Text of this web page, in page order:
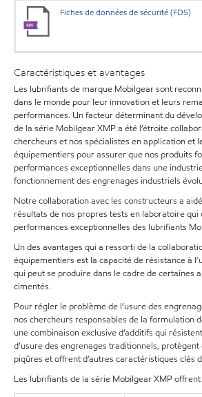
Fiches de données de sécurité (FDS)
Caractéristiques et avantages
Les lubrifiants de marque Mobilgear sont
dans le monde pour leur innovation et leurs
performances. Un facteur déterminant du
de la série Mobilgear XMP a été l’étroite
chercheurs et nos spécialistes en application et
équipementiers pour assurer que nos produits
performances exceptionnelles dans une
fonctionnement des engrenages industriels
Notre collaboration avec les constructeurs a
résultats de nos propres tests en laboratoire qui
performances exceptionnelles des lubrifiants
Un des avantages qui a ressorti de la
équipementiers est la capacité de résistance à
qui peut se produire dans le cadre de certaines
cimentés.
Pour régler le problème de l’usure des
nos chercheurs responsables de la formulation
une combinaison exclusive d’additifs qui
d’usure des engrenages traditionnels,
piqûres et offrent d’autres caractéristiques clés
Les lubrifiants de la série Mobilgear XMP